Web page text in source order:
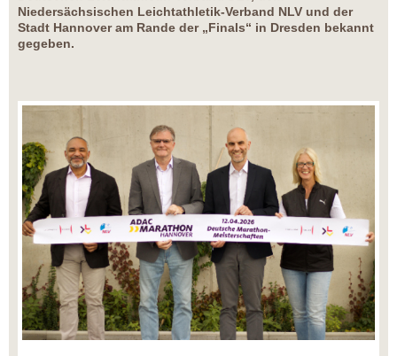
Niedersächsischen Leichtathletik-Verband NLV und der
Stadt Hannover am Rande der „Finals“ in Dresden bekannt
gegeben.